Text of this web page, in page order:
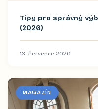
Tipy pro správný
(2026)
13. července 2020
MAGAZÍN